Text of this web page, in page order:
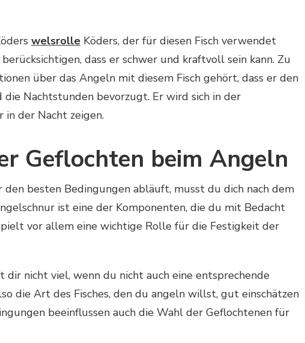
welsrolle Köders, der für diesen Fisch verwendet
dass er schwer und kraftvoll sein kann. Zu
über das Angeln mit diesem Fisch gehört, dass er den
die Nachtstunden bevorzugt. Er wird sich in der
in der Nacht zeigen.
Geflochten beim Angeln
besten Bedingungen abläuft, musst du dich nach dem
ist eine der Komponenten, die du mit Bedacht
vor allem eine wichtige Rolle für die Festigkeit der
dir nicht viel, wenn du nicht auch eine entsprechende
die Art des Fisches, den du angeln willst, gut einschätzen
beeinflussen auch die Wahl der Geflochtenen für